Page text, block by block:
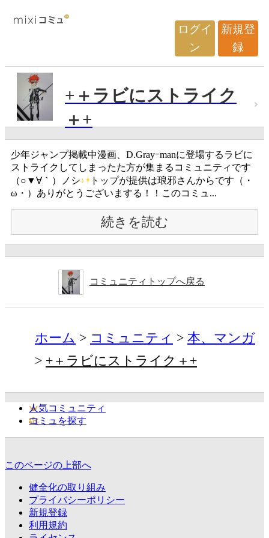
ログイ
ン
新規登
録
+＋ラビにストライク
＋+
少年ジャンプ掲載中漫画、D.Grayｰmanに登場するラビに
ストライクしてしまったた方が集まるコミュニティです
（○▼∀｀）ノシ
トップが提供は琅邪さんからです（・
ω・）ありがとうございまする！！このコミュ...
続きを読む
コミュニティトップへ戻る
ホーム コミュニティ
本、マンガ
+＋ラビにストライク＋+
人気コミュニティ
コミュを探す
このページの上部へ
健全化の取り組み
プライバシーポリシー
新規登録
利用規約